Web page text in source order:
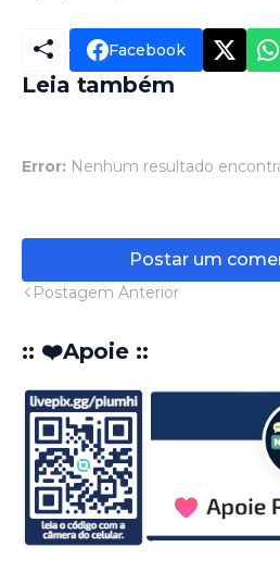
Facebook
Leia também
Error: Nenhum resultado
Postar um
Postagem Anterior
:: ❤️Apoie ::